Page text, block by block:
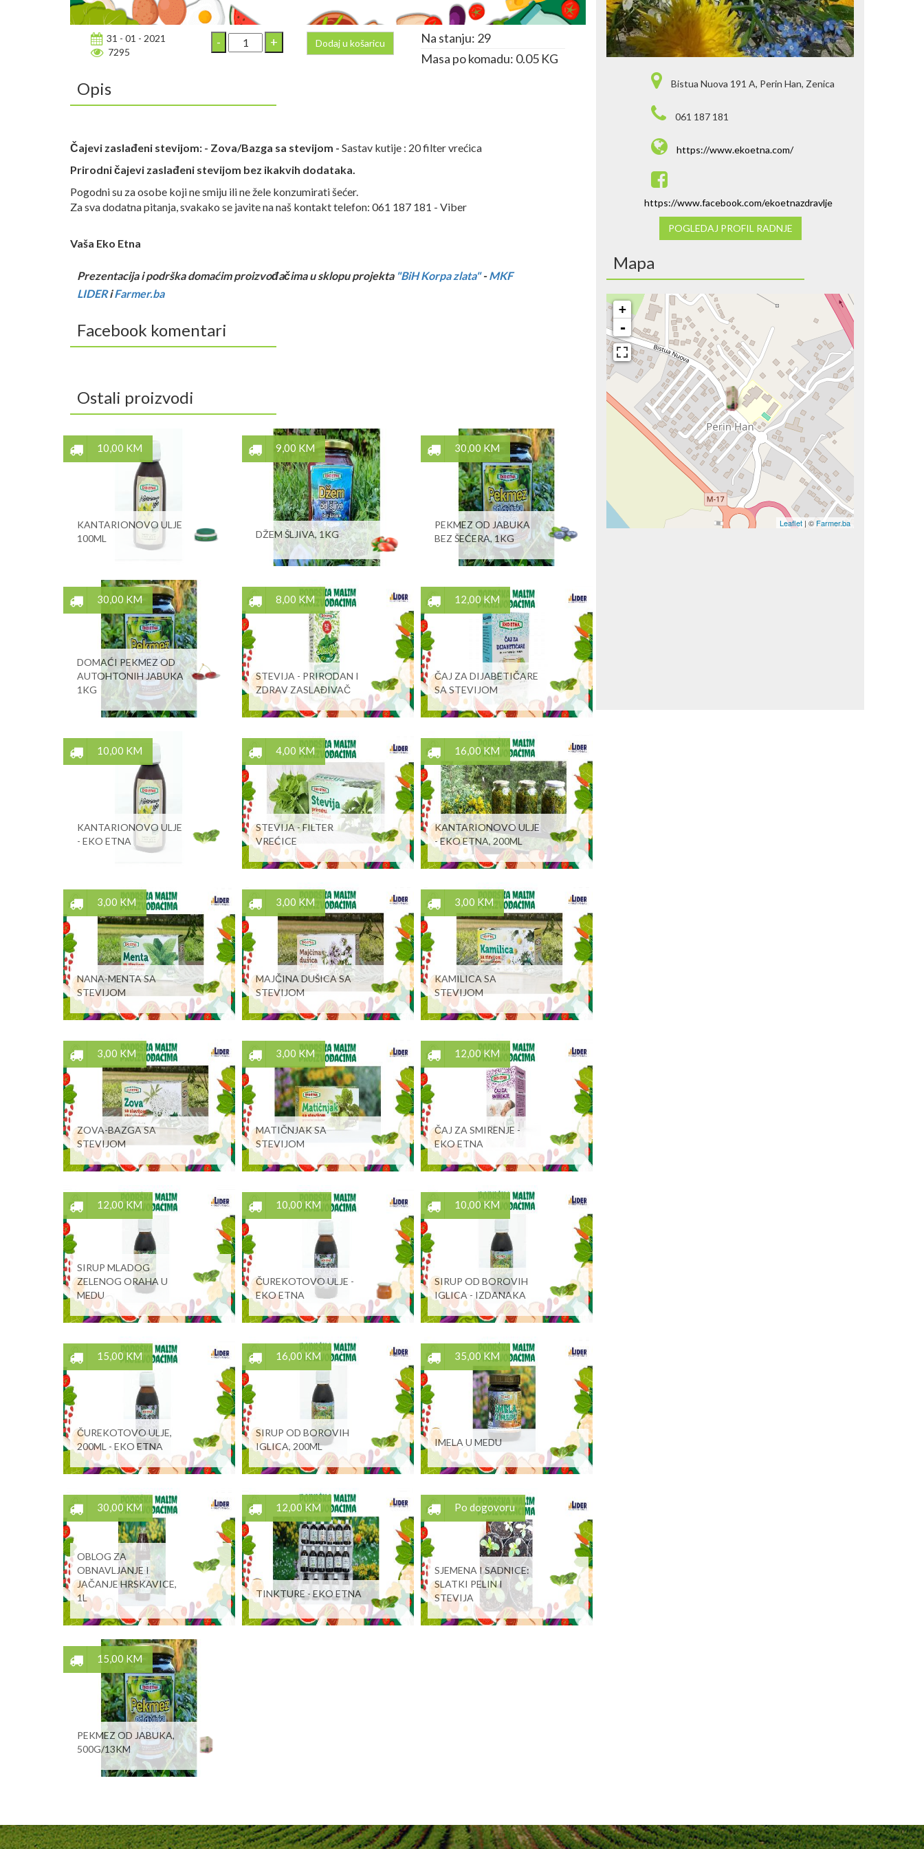
31 - 01 - 2021
7295
Dodaj u košaricu
Na stanju: 29
Masa po komadu: 0.05 KG
Opis
Čajevi zaslađeni stevijom: - Zova/Bazga sa stevijom - Sastav kutije : 20 filter vrećica
Prirodni čajevi zaslađeni stevijom bez ikakvih dodataka.
Pogodni su za osobe koji ne smiju ili ne žele konzumirati šećer.
Za sva dodatna pitanja, svakako se javite na naš kontakt telefon: 061 187 181 - Viber
Vaša Eko Etna
Prezentacija i podrška domaćim proizvođačima u sklopu projekta "BiH Korpa zlata"-MKF
LIDERiFarmer.ba
Facebook komentari
Ostali proizvodi
10,00 KM
KANTARIONOVO ULJE
100ML
9,00 KM
DŽEM ŠLJIVA, 1KG
30,00 KM
PEKMEZ OD JABUKA
BEZ ŠEĆERA, 1KG
30,00 KM
DOMAĆI PEKMEZ OD
AUTOHTONIH JABUKA
1KG
8,00 KM
STEVIJA - PRIRODAN I
ZDRAV ZASLAĐIVAČ
12,00 KM
ČAJ ZA DIJABETIČARE
SA STEVIJOM
10,00 KM
KANTARIONOVO ULJE
- EKO ETNA
4,00 KM
STEVIJA - FILTER
VREĆICE
16,00 KM
KANTARIONOVO ULJE
- EKO ETNA, 200ML
3,00 KM
NANA-MENTA SA
STEVIJOM
3,00 KM
MAJČINA DUŠICA SA
STEVIJOM
3,00 KM
KAMILICA SA
STEVIJOM
3,00 KM
ZOVA-BAZGA SA
STEVIJOM
3,00 KM
MATIČNJAK SA
STEVIJOM
12,00 KM
ČAJ ZA SMIRENJE -
EKO ETNA
12,00 KM
SIRUP MLADOG
ZELENOG ORAHA U
MEDU
10,00 KM
ČUREKOTOVO ULJE -
EKO ETNA
10,00 KM
SIRUP OD BOROVIH
IGLICA - IZDANAKA
15,00 KM
ČUREKOTOVO ULJE,
200ML - EKO ETNA
16,00 KM
SIRUP OD BOROVIH
IGLICA, 200ML
35,00 KM
IMELA U MEDU
30,00 KM
OBLOG ZA
OBNAVLJANJE I
JAČANJE HRSKAVICE,
1L
12,00 KM
TINKTURE - EKO ETNA
Po dogovoru
SJEMENA I SADNICE:
SLATKI PELIN I
STEVIJA
15,00 KM
PEKMEZ OD JABUKA,
500G/13KM
Bistua Nuova 191 A, Perin Han, Zenica
061 187 181
https://www.ekoetna.com/
https://www.facebook.com/ekoetnazdravlje
POGLEDAJ PROFIL RADNJE
Mapa
+
-
Leaflet | © Farmer.ba